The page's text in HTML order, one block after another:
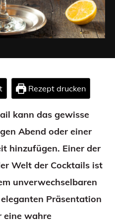
Rezept drucken
kann das gewisse
Abend oder einer
hinzufügen. Einer der
Welt der Cocktails ist
unverwechselbaren
Präsentation
eine wahre